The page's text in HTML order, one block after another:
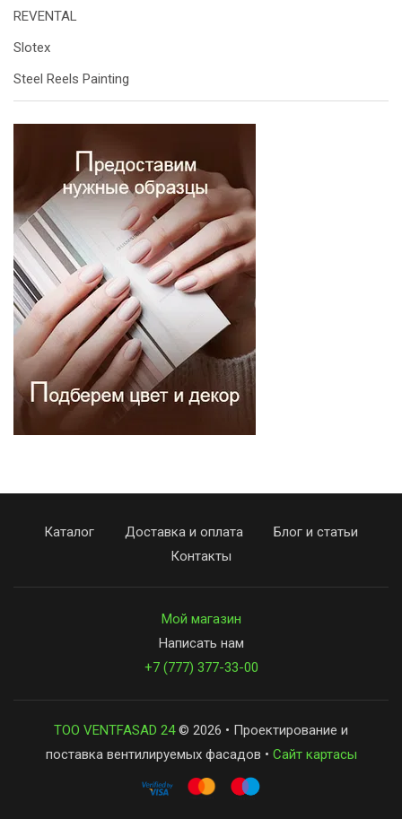
REVENTAL
Slotex
Steel Reels Painting
Каталог Доставка и оплата
Блог и статьи
Контакты
Мой магазин
Написать нам
+7 (777) 377-33-00
ТОО VENTFASAD 24© 2026 • Проектирование и
поставка вентилируемых фасадов • Сайт картасы